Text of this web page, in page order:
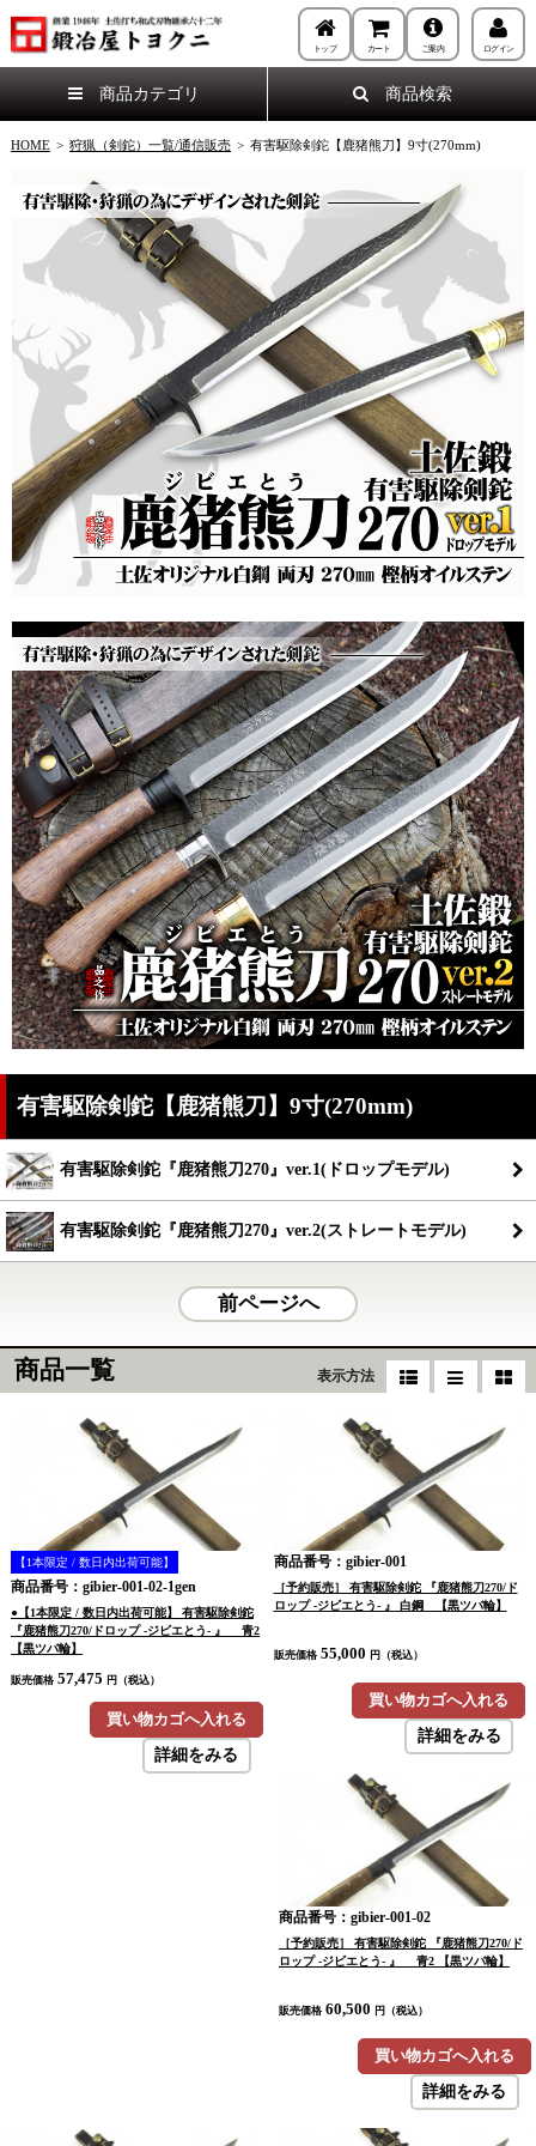
トップ カート ご案内 ログイン
商品カテゴリ 商品検索
HOME > 狩猟（剣鉈）一覧/通信販売 > 有害駆除剣鉈【鹿猪熊刀】9寸(270mm)
有害駆除剣鉈【鹿猪熊刀】9寸(270mm)
有害駆除剣鉈『鹿猪熊刀270』ver.1(ドロップモデル)
有害駆除剣鉈『鹿猪熊刀270』ver.2(ストレートモデル)
前ページへ
商品一覧 表示方法
【1本限定 / 数日内出荷可能】
商品番号：gibier-001-02-1gen
●【1本限定 / 数日内出荷可能】 有害駆除剣鉈
『鹿猪熊刀270/ドロップ -ジビエとう- 』 青2
【黒ツバ輪】
販売価格 57,475 円（税込）
買い物カゴへ入れる
詳細をみる
商品番号：gibier-001
［予約販売］ 有害駆除剣鉈 『鹿猪熊刀270/ド
ロップ -ジビエとう- 』 白鋼 【黒ツバ輪】
販売価格 55,000 円（税込）
買い物カゴへ入れる
詳細をみる
商品番号：gibier-001-02
［予約販売］ 有害駆除剣鉈 『鹿猪熊刀270/ド
ロップ -ジビエとう- 』 青2 【黒ツバ輪】
販売価格 60,500 円（税込）
買い物カゴへ入れる
詳細をみる